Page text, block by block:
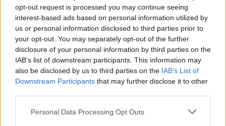
opt-out request is processed you may continue seeing
interest-based ads based on personal information utilized by
us or personal information disclosed to third parties prior to
your opt-out. You may separately opt-out of the further
disclosure of your personal information by third parties on the
IAB’s list of downstream participants. This information may
also be disclosed by us to third parties on the IAB’s List of
Downstream Participants that may further disclose it to other
Personal Data Processing Opt Outs